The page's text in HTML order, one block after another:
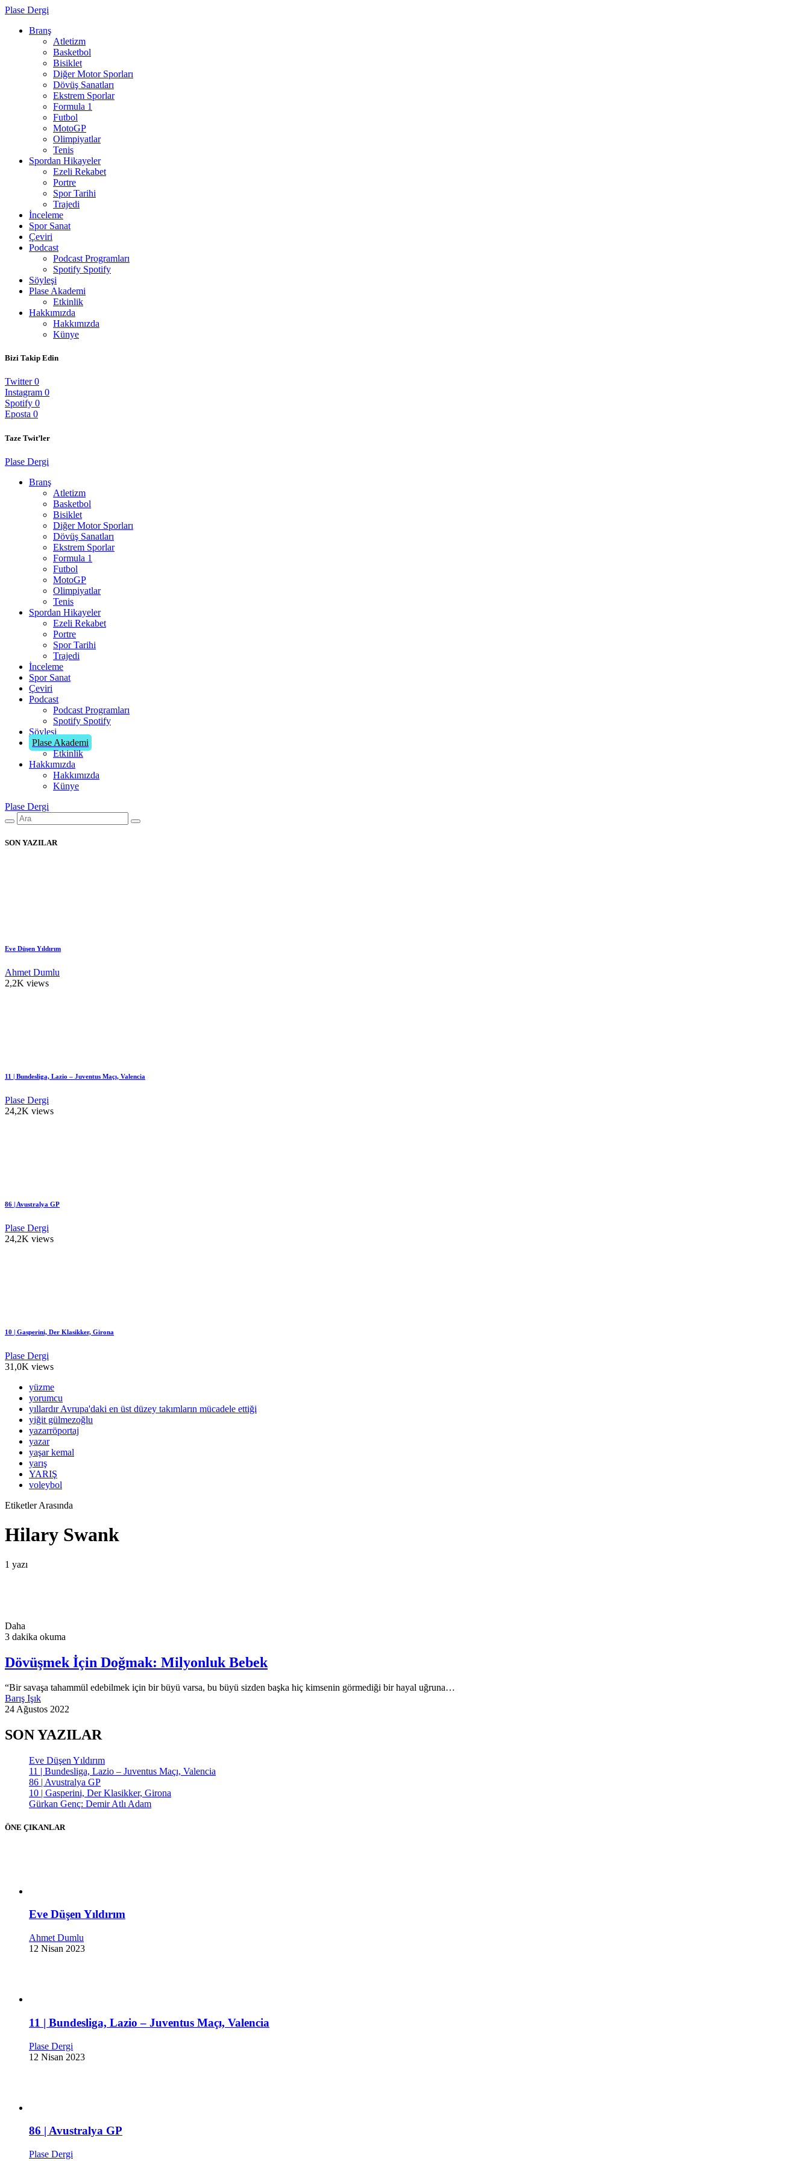
Plase Dergi
Branş
Atletizm
Basketbol
Bisiklet
Diğer Motor Sporları
Dövüş Sanatları
Ekstrem Sporlar
Formula 1
Futbol
MotoGP
Olimpiyatlar
Tenis
Spordan Hikayeler
Ezeli Rekabet
Portre
Spor Tarihi
Trajedi
İnceleme
Spor Sanat
Çeviri
Podcast
Podcast Programları
Spotify Spotify
Söyleşi
Plase Akademi
Etkinlik
Hakkımızda
Hakkımızda
Künye
Bizi Takip Edin
Twitter 0
Instagram 0
Spotify 0
Eposta 0
Taze Twit’ler
Plase Dergi
Branş
Atletizm
Basketbol
Bisiklet
Diğer Motor Sporları
Dövüş Sanatları
Ekstrem Sporlar
Formula 1
Futbol
MotoGP
Olimpiyatlar
Tenis
Spordan Hikayeler
Ezeli Rekabet
Portre
Spor Tarihi
Trajedi
İnceleme
Spor Sanat
Çeviri
Podcast
Podcast Programları
Spotify Spotify
Söyleşi
Plase Akademi
Etkinlik
Hakkımızda
Hakkımızda
Künye
Plase Dergi
SON YAZILAR
Eve Düşen Yıldırım
Ahmet Dumlu
2,2K views
11 | Bundesliga, Lazio – Juventus Maçı, Valencia
Plase Dergi
24,2K views
86 | Avustralya GP
Plase Dergi
24,2K views
10 | Gasperini, Der Klasikker, Girona
Plase Dergi
31,0K views
yüzme
yorumcu
yıllardır Avrupa'daki en üst düzey takımların mücadele ettiği
yiğit gülmezoğlu
yazarröportaj
yazar
yaşar kemal
yarış
YARIŞ
voleybol
Etiketler Arasında
Hilary Swank
1 yazı
Daha
3 dakika okuma
Dövüşmek İçin Doğmak: Milyonluk Bebek
“Bir savaşa tahammül edebilmek için bir büyü varsa, bu büyü sizden başka hiç kimsenin görmediği bir hayal uğruna…
Barış Işık
24 Ağustos 2022
SON YAZILAR
Eve Düşen Yıldırım
11 | Bundesliga, Lazio – Juventus Maçı, Valencia
86 | Avustralya GP
10 | Gasperini, Der Klasikker, Girona
Gürkan Genç: Demir Atlı Adam
ÖNE ÇIKANLAR
Eve Düşen Yıldırım
Ahmet Dumlu
12 Nisan 2023
11 | Bundesliga, Lazio – Juventus Maçı, Valencia
Plase Dergi
12 Nisan 2023
86 | Avustralya GP
Plase Dergi